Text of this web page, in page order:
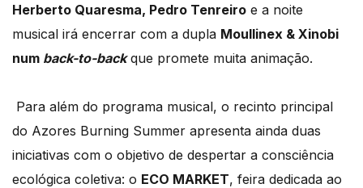
Herberto Quaresma, Pedro Tenreiro e a noite
musical irá encerrar com a dupla Moullinex & Xinobi
num back-to-backque promete muita animação.
Para além do programa musical, o recinto principal
do Azores Burning Summer apresenta ainda duas
iniciativas com o objetivo de despertar a consciência
ecológica coletiva: o ECO MARKET, feira dedicada ao